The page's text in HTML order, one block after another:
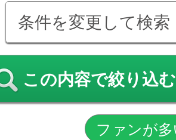
条件を変更して検索
この内容で絞り込む